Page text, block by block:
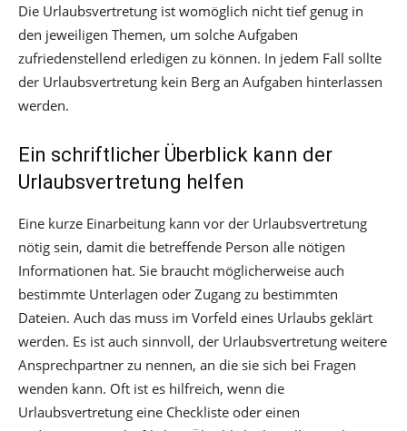
Die Urlaubsvertretung ist womöglich nicht tief genug in
den jeweiligen Themen, um solche Aufgaben
zufriedenstellend erledigen zu können. In jedem Fall sollte
der Urlaubsvertretung kein Berg an Aufgaben hinterlassen
werden.
Ein schriftlicher Überblick kann der
Urlaubsvertretung helfen
Eine kurze Einarbeitung kann vor der Urlaubsvertretung
nötig sein, damit die betreffende Person alle nötigen
Informationen hat. Sie braucht möglicherweise auch
bestimmte Unterlagen oder Zugang zu bestimmten
Dateien. Auch das muss im Vorfeld eines Urlaubs geklärt
werden. Es ist auch sinnvoll, der Urlaubsvertretung weitere
Ansprechpartner zu nennen, an die sie sich bei Fragen
wenden kann. Oft ist es hilfreich, wenn die
Urlaubsvertretung eine Checkliste oder einen